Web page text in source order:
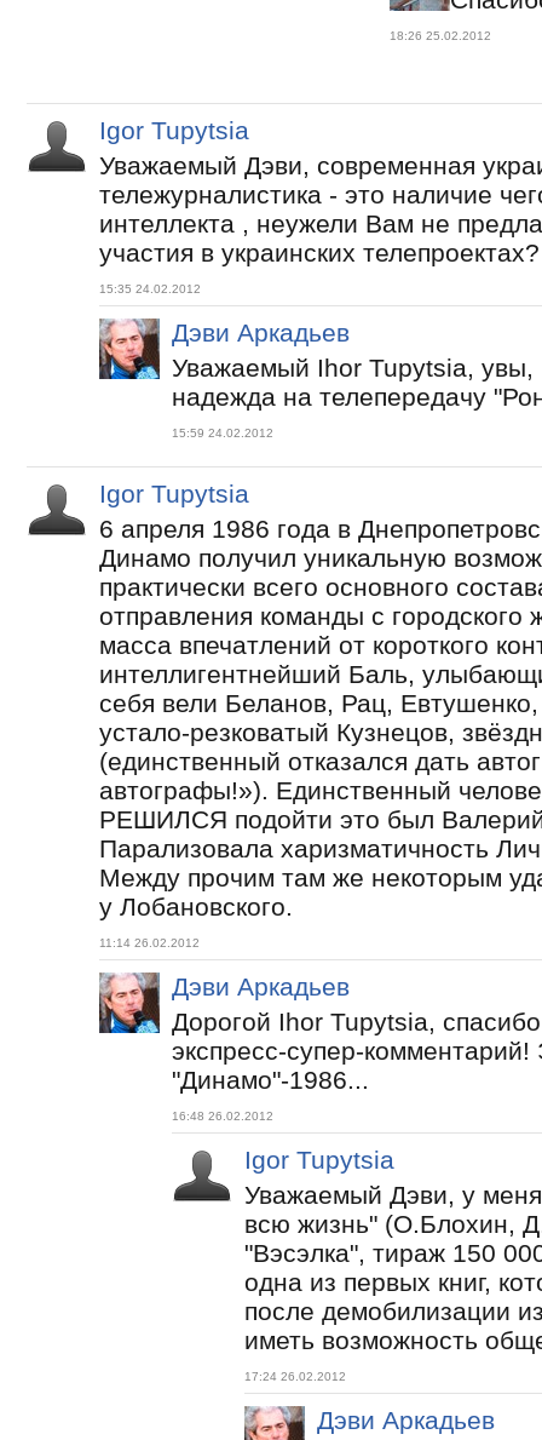
18:26 25.02.2012
Igor Tupytsia
Уважаемый Дэви, современная
тележурналистика - это наличие
интеллекта , неужели Вам не
участия в украинских телепроектах?
15:35 24.02.2012
Дэви Аркадьев
Уважаемый Ihor Tupytsia, увы,
надежда на телепередачу
15:59 24.02.2012
Igor Tupytsia
6 апреля 1986 года в
Динамо получил уникальную
практически всего основного
отправления команды с городского
масса впечатлений от короткого
интеллигентнейший Баль,
себя вели Беланов, Рац,
устало-резковатый Кузнецов,
(единственный отказался дать
автографы!»). Единственный
РЕШИЛСЯ подойти это был
Парализовала харизматичность
Между прочим там же некоторым
у Лобановского.
11:14 26.02.2012
Дэви Аркадьев
Дорогой Ihor Tupytsia,
экспресс-супер-
"Динамо"-1986...
16:48 26.02.2012
Igor Tupytsia
Уважаемый Дэви, у
всю жизнь" (О.Блохин,
"Вэсэлка", тираж 150
одна из первых книг,
после демобилизации
иметь возможность
17:24 26.02.2012
Дэви Аркадьев